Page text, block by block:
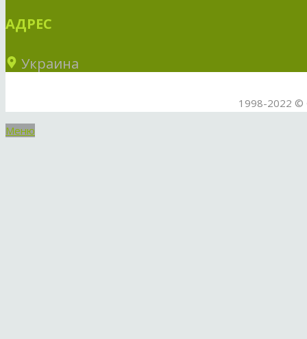
АДРЕС
Украина
1998-2022 ©
Меню